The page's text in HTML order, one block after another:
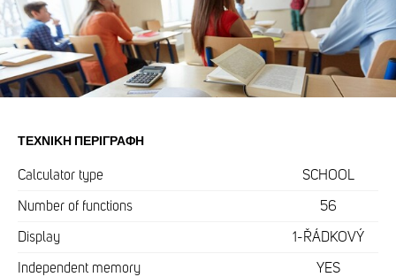
ΤΕΧΝΙΚΉ ΠΕΡΙΓΡΑΦΉ
Calculator type SCHOOL
Number of functions 56
Display 1-ŘÁDKOVÝ
Independent memory YES